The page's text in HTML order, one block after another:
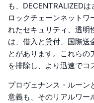
も、DECENTRALIZED
ロックチェーンネットワ
れたセキュリティ、透明
は、借入と貸付、国際送
とがあります。これらの
を排除し、より迅速でコ
プロヴェナンス・ルーン
意義も、そのリアルワー